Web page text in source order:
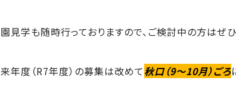
園見学も随時行っておりますので、ご検討中の方はぜひ
来年度（R7年度）の募集は改めて秋口（9〜10月）ごろ